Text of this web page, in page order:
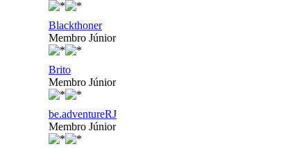
Blackthoner
Membro Júnior
Brito
Membro Júnior
be.adventureRJ
Membro Júnior